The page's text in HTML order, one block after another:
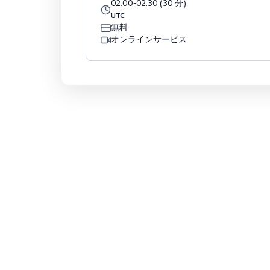
02:00-02:30 (30 分)
UTC
無料
オンラインサービス